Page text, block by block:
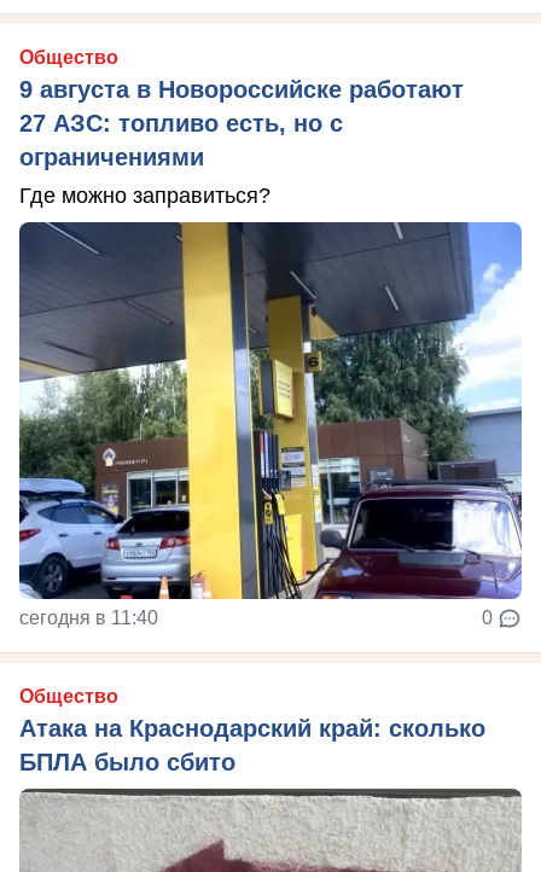
Общество
9 августа в Новороссийске работают
27 АЗС: топливо есть, но с
ограничениями
Где можно заправиться?
сегодня в 11:40 0
Общество
Атака на Краснодарский край: сколько
БПЛА было сбито